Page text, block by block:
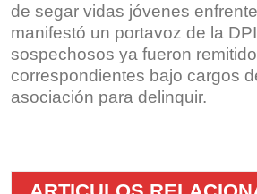
de segar vidas jóvenes
manifestó un portavoz de la
sospechosos ya fueron
correspondientes bajo cargos
asociación para delinquir.